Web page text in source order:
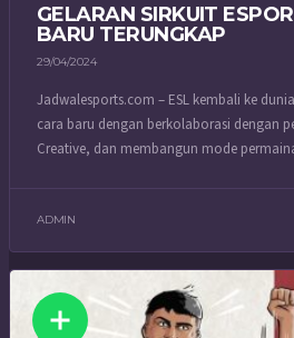
GELARAN SIRKUIT
BARU TERUNGKAP
29/04/2024
Jadwalesports.com – ESL kembali ke
cara baru dengan berkolaborasi dengan
Creative, dan membangun mode
ADMIN